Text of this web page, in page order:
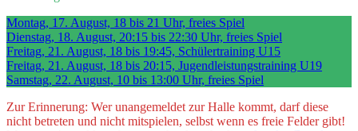
Montag, 17. August, 18 bis 21 Uhr, freies Spiel
Dienstag, 18. August, 20:15 bis 22:30 Uhr, freies Spiel
Freitag, 21. August, 18 bis 19:45, Schülertraining U15
Freitag, 21. August, 18 bis 20:15, Jugendleistungstraining U19
Samstag, 22. August, 10 bis 13:00 Uhr, freies Spiel
Zur Erinnerung: Wer unangemeldet zur Halle kommt, darf diese
nicht betreten und nicht mitspielen, selbst wenn es freie Felder gibt!